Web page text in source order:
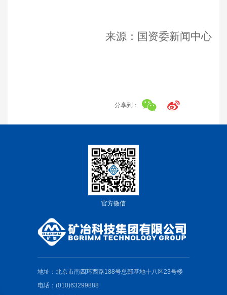
来源：国资委新闻中心
分享到：
官方微信
地址：北京市南四环西路188号总部基地十八区23号楼
电话：(010)63299888